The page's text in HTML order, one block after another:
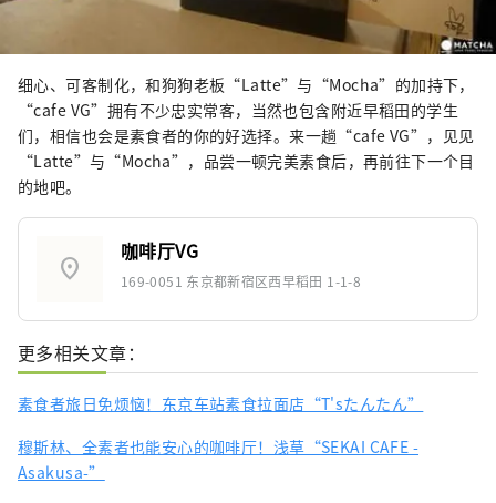
细心、可客制化，和狗狗老板“Latte”与“Mocha”的加持下，
“cafe VG”拥有不少忠实常客，当然也包含附近早稻田的学生
们，相信也会是素食者的你的好选择。来一趟“cafe VG”，见见
“Latte”与“Mocha”，品尝一顿完美素食后，再前往下一个目
的地吧。
location_on
咖啡厅VG
169-0051 东京都新宿区西早稻田 1-1-8
更多相关文章：
素食者旅日免烦恼！东京车站素食拉面店“T'sたんたん”
穆斯林、全素者也能安心的咖啡厅！浅草“SEKAI CAFE -
Asakusa-”